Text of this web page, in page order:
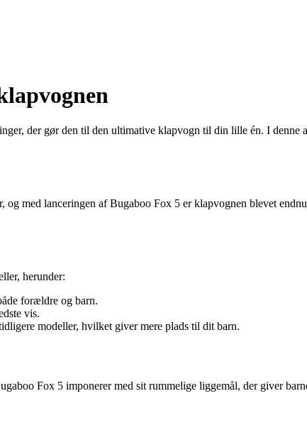
der gør den til den ultimative klapvogn til din lille én. I
med lanceringen af Bugaboo Fox 5 er klapvognen blevet
herunder:
forældre og barn.
vis.
modeller, hvilket giver mere plads til dit barn.
Fox 5 imponerer med sit rummelige liggemål, der giver